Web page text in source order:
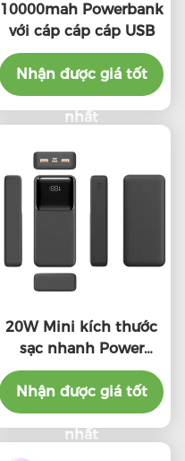
10000mah Powerbank
với cáp cáp cáp USB
Nhận được giá tốt
nhất
20W Mini kích thước
sạc nhanh Power
Bank 20000mAh
Power Bank di động
du lịch
Nhận được giá tốt
nhất